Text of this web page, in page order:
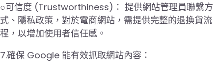
○可信度 (Trustworthiness)： 提供網站管理員聯繫方
式、隱私政策，對於電商網站，需提供完整的退換貨流
程，以增加使用者信任感。
7.確保 Google 能有效抓取網站內容：